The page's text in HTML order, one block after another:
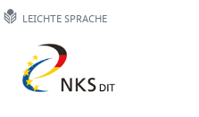
LEICHTE SPRACHE